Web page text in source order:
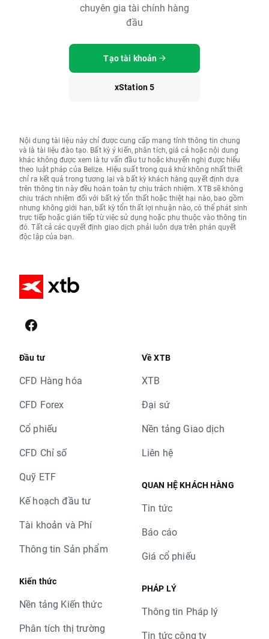
chuyên gia tài chính hàng
đầu
Tạo tài khoản
xStation 5
Nội dung tài liệu này chỉ được cung cấp mang tính thông tin chung
và là tài liệu đào tạo. Bất kỳ ý kiến, phân tích, giá cả hoặc nội dung
khác không được xem là tư vấn đầu tư hoặc khuyến nghị được hiểu
theo luật pháp của Belize. Hiệu suất trong quá khứ không nhất thiết
chỉ ra kết quả trong tương lai và bất kỳ khách hàng quyết định dựa
trên thông tin này đều hoàn toàn tự chịu trách nhiệm. XTB sẽ không
chịu trách nhiệm đối với bất kỳ tổn thất hoặc thiệt hại nào, bao gồm
nhưng không giới hạn, bất kỳ tổn thất lợi nhuận nào, có thể phát sinh
trực tiếp hoặc gián tiếp từ việc sử dụng hoặc phụ thuộc vào thông tin
đó. Tất cả các quyết định giao dịch phải luôn dựa trên phán quyết
độc lập của bạn.
Đầu tư
CFD Hàng hóa
CFD Forex
Cổ phiếu
CFD Chỉ số
Quỹ ETF
Kế hoạch đầu tư
Tài khoản và Phí
Thông tin Sản phẩm
Kiến thức
Nền tảng Kiến thức
Phân tích thị trường
Về XTB
XTB
Đại sứ
Nền tảng Giao dịch
Liên hệ
QUAN HỆ KHÁCH HÀNG
Tin tức
Báo cáo
Giá cổ phiếu
PHÁP LÝ
Thông tin Pháp lý
Tin tức công ty